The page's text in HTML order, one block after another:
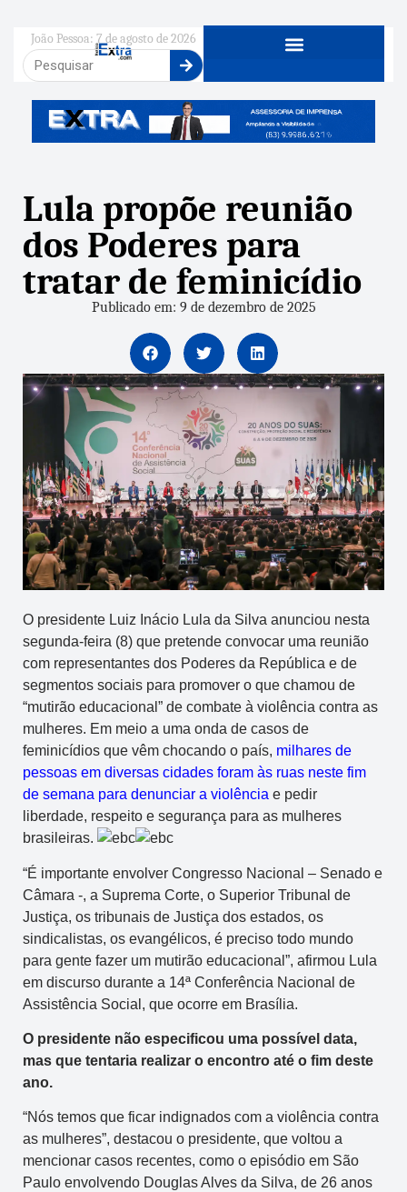
João Pessoa: 7 de agosto de 2026
Lula propõe reunião
dos Poderes para
tratar de feminicídio
Publicado em: 9 de dezembro de 2025
O presidente Luiz Inácio Lula da Silva anunciou nesta
segunda-feira (8) que pretende convocar uma reunião
com representantes dos Poderes da República e de
segmentos sociais para promover o que chamou de
“mutirão educacional” de combate à violência contra as
mulheres. Em meio a uma onda de casos de
feminicídios que vêm chocando o país, milhares de
pessoas em diversas cidades foram às ruas neste fim
de semana para denunciar a violência e pedir
liberdade, respeito e segurança para as mulheres
brasileiras.
“É importante envolver Congresso Nacional – Senado e
Câmara -, a Suprema Corte, o Superior Tribunal de
Justiça, os tribunais de Justiça dos estados, os
sindicalistas, os evangélicos, é preciso todo mundo
para gente fazer um mutirão educacional”, afirmou Lula
em discurso durante a 14ª Conferência Nacional de
Assistência Social, que ocorre em Brasília.
O presidente não especificou uma possível data,
mas que tentaria realizar o encontro até o fim deste
ano.
“Nós temos que ficar indignados com a violência contra
as mulheres”, destacou o presidente, que voltou a
mencionar casos recentes, como o episódio em São
Paulo envolvendo Douglas Alves da Silva, de 26 anos